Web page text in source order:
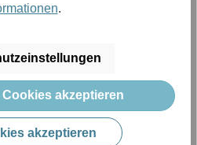
.
akzeptieren
akzeptieren